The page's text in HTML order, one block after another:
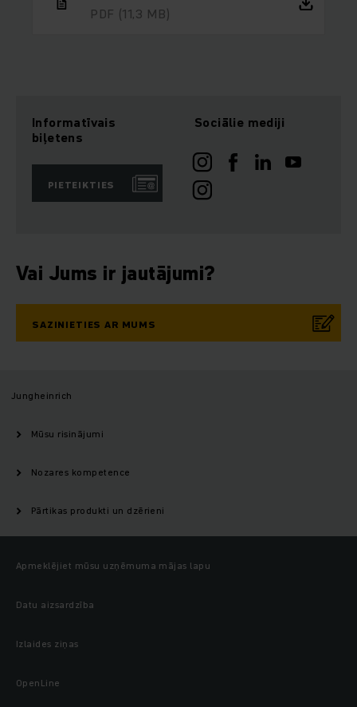
PDF (11,3 MB)
Informatīvais
biļetens
PIETEIKTIES
Sociālie mediji
Vai Jums ir jautājumi?
SAZINIETIES AR MUMS
Jungheinrich
Mūsu risinājumi
Nozares kompetence
Pārtikas produkti un dzērieni
Apmeklējiet mūsu uzņēmuma mājas lapu
Datu aizsardzība
Izlaides ziņas
OpenLine